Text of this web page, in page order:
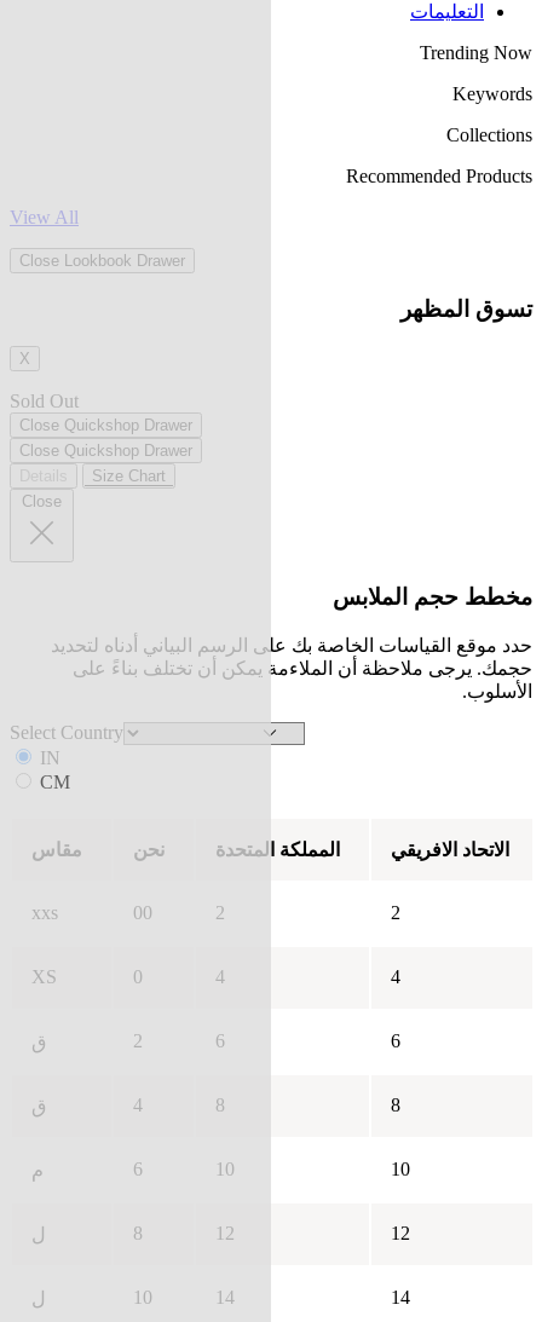
التعليمات
Trending Now
Keywords
Collections
Recommended Products
View All
Close Lookbook Drawer
تسوق المظهر
X
Sold Out
Close Quickshop Drawer
Close Quickshop Drawer
Size Chart
Close
مخطط حجم الملابس
حدد موقع القياسات الخاصة بك على الرسم البياني أدناه لتحديد
حجمك. يرجى ملاحظة أن الملاءمة يمكن أن تختلف بناءً على
الأسلوب.
Select Country
IN
CM
مقاس نحن المملكة المتحدة الاتحاد الافريقي
xxs 00 2 2
XS 0 4 4
ق 2 6 6
ق 4 8 8
م 6 10 10
ل 8 12 12
ل 10 14 14